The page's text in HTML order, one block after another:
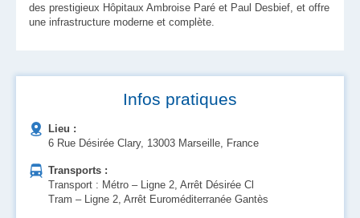
des prestigieux Hôpitaux Ambroise Paré et Paul Desbief, et offre
une infrastructure moderne et complète.
Infos pratiques
Lieu :
6 Rue Désirée Clary, 13003 Marseille, France
Transports :
Transport : Métro – Ligne 2, Arrêt Désirée Cl
Tram – Ligne 2, Arrêt Euroméditerranée Gantès